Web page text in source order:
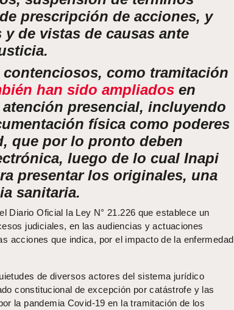
prescripción de acciones, y
de vistas de causas ante
como tramitación
han sido ampliados en
presencial, incluyendo
física como poderes
que por lo pronto deben
luego de lo cual Inapi
presentar los originales, una
sanitaria.
Diario Oficial la Ley N° 21.226 que establece un
judiciales, en las audiencias y actuaciones
acciones que indica, por el impacto de la enfermedad
de diversos actores del sistema jurídico
constitucional de excepción por catástrofe y las
la pandemia Covid-19 en la tramitación de los